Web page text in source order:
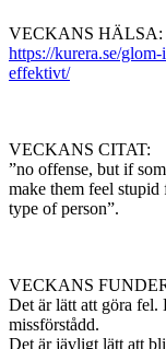
VECKANS HÄLSA:
https://kurera.se/
effektivt/
VECKANS CITAT:
”no offense, but if
make them feel
type of person”.
VECKANS
Det är lätt att göra fel.
missförstådd.
Det är jävligt lätt att